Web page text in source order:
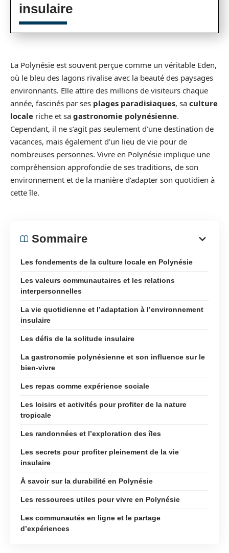
insulaire
La Polynésie est souvent perçue comme un véritable Eden,
où le bleu des lagons rivalise avec la beauté des paysages
environnants. Elle attire des millions de visiteurs chaque
année, fascinés par ses plages paradisiaques, sa culture
locale riche et sa gastronomie polynésienne.
Cependant, il ne s’agit pas seulement d’une destination de
vacances, mais également d’un lieu de vie pour de
nombreuses personnes. Vivre en Polynésie implique une
compréhension approfondie de ses traditions, de son
environnement et de la manière d’adapter son quotidien à
cette île.
Sommaire
Les fondements de la culture locale en Polynésie
Les valeurs communautaires et les relations
interpersonnelles
La vie quotidienne et l’adaptation à l’environnement
insulaire
Les défis de la solitude insulaire
La gastronomie polynésienne et son influence sur le
bien-vivre
Les repas comme expérience sociale
Les loisirs et activités pour profiter de la nature
tropicale
Les randonnées et l’exploration des îles
Les secrets pour profiter pleinement de la vie
insulaire
À savoir sur la durabilité en Polynésie
Les ressources utiles pour vivre en Polynésie
Les communautés en ligne et le partage
d’expériences